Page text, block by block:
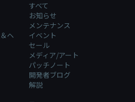
ヘ
すべて
お知らせ
メンテナンス
イベント
セール
メディア/アート
パッチノート
開発者ブログ
解説